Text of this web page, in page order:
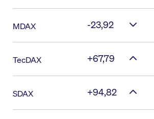
MDAX -23,92
TecDAX +67,79
SDAX +94,82